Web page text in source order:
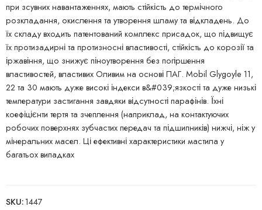
при зсувних навантаженнях, мають стійкість до термічного
розкладання, окислення та утворення шламу та відкладень. До
їх складу входить патентований комплекс присадок, що підвищує
їх протизадирні та протизносні властивості, стійкість до корозії та
іржавіння, що знижує піноутворення без погіршення
властивостей, властивих Оливим на основі ПАГ. Mobil Glygoyle 11,
22 та 30 мають дуже високі індекси в&#039;язкості та дуже низькі
температури застигання завдяки відсутності парафінів. Їхні
коефіцієнти тертя та зчеплення (наприклад, на контактуючих
робочих поверхнях зубчастих передач та підшипників) нижчі, ніж у
мінеральних масел. Ці ефективні характеристики мастила у
багатьох випадках
SKU:1447